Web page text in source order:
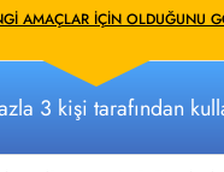
AMAÇLAR IÇIN OLDUĞUNU
3 kişi tarafından